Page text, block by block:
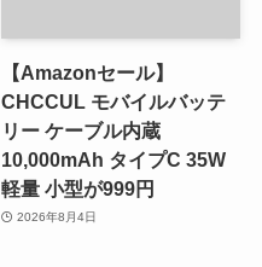
【Amazonセール】
CHCCUL モバイルバッテ
リー ケーブル内蔵
10,000mAh タイプC 35W
軽量 小型が999円
2026年8月4日